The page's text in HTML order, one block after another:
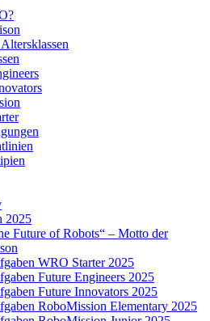
2025
Future of Robots“ – Motto der
WRO Starter 2025
Future Engineers 2025
Future Innovators 2025
RoboMission Elementary 2025